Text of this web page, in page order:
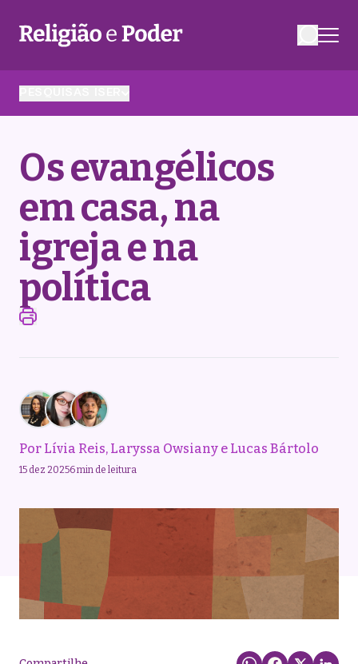
Os evangélicos
em casa, na
igreja e na
política
Por Lívia Reis, Laryssa Owsiany e Lucas Bártolo
15 dez 20256 min de leitura